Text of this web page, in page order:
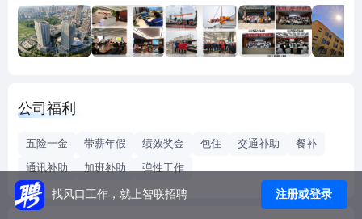
心业务，带动高端石油装备制造业务的发展，同时积极拓展
相关的高技术、附加值业务；以上业务相互协同、相互拉
动、协调发展，使中曼形成了三个一体化优势，即：井筒技
技术企业，拥有各类发明专利、实用新型专利 251 项。集团
瓦泰克、马来西亚国家石油公司、贝克休斯、斯伦贝谢、威
德福等国际知名油气公司，已通过沙特阿美钻井供应商资格
公司福利
五险一金 带薪年假 绩效奖金 包住 交通补助
餐补
通讯补助
加班补助 弹性工作
找风口工作，就上智联招聘 注册或登录